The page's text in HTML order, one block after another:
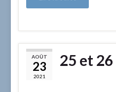
AOÛT
23
2021
25 et